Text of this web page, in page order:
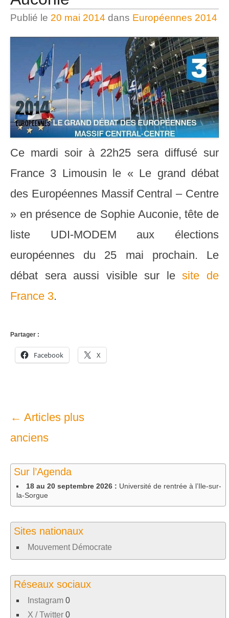
Publié le 20 mai 2014 dans Européennes 2014
Ce mardi soir à 22h25 sera diffusé sur
France 3 Limousin le « Le grand débat
des Européennes Massif Central – Centre
» en présence de Sophie Auconie, tête de
liste UDI-MODEM aux élections
européennes du 25 mai prochain. Le
débat sera aussi visible sur lesite de
France 3.
Partager :
Facebook X
Navigation
dans
articles
← Articles plus
anciens
Sur l’Agenda
18 au 20 septembre 2026 : Université de rentrée à l’Ile-sur-
la-Sorgue
Sites nationaux
Mouvement Démocrate
Réseaux sociaux
Instagram 0
X / Twitter 0